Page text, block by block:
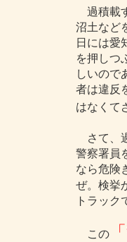
過積載
沼土など
日には愛
を押しつ
しいので
者は違反
はなくて
さて、
警察署員
なら危険
ぜ。検挙
トラッ
この